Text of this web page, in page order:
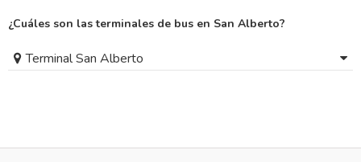
¿Cuáles son las terminales de bus en San Alberto?
Terminal San Alberto